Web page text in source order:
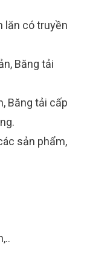
lăn có truyền
Băng tải
Băng tải cấp
sản phẩm,